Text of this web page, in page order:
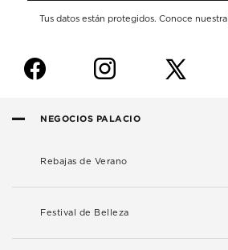
Tus datos están protegidos. Conoce nuestra
f i
NEGOCIOS PALACIO
Rebajas de Verano
Festival de Belleza